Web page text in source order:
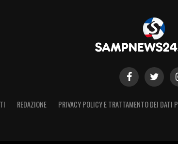
REDAZIONE PRIVACY POLICY E TRATTAMENTO DEI DATI